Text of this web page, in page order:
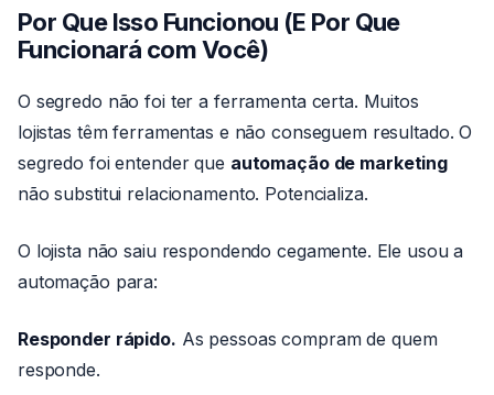
Por Que Isso Funcionou (E Por Que
Funcionará com Você)
O segredo não foi ter a ferramenta certa. Muitos
lojistas têm ferramentas e não conseguem resultado. O
segredo foi entender que automação de marketing
não substitui relacionamento. Potencializa.
O lojista não saiu respondendo cegamente. Ele usou a
automação para:
Responder rápido. As pessoas compram de quem
responde.